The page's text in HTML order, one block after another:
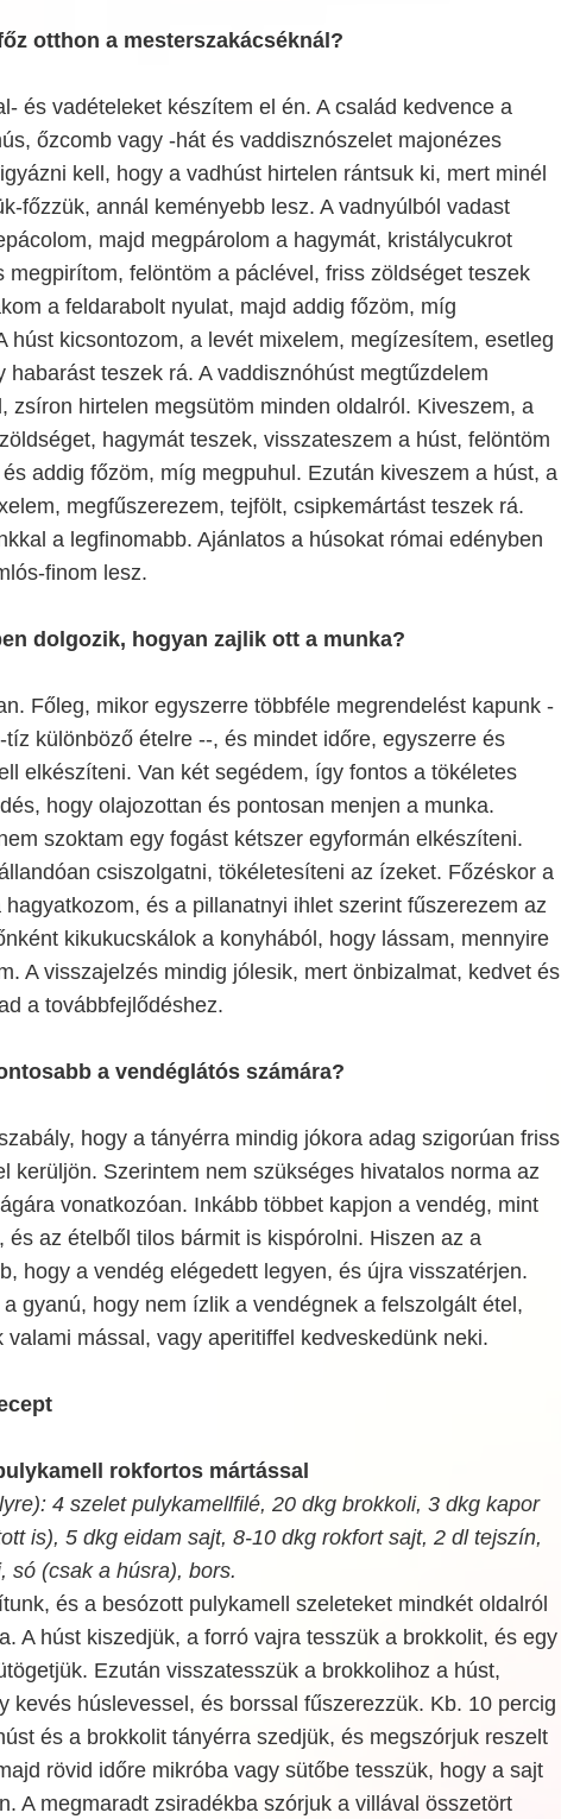
otthon a mesterszakácséknál?
és vadételeket készítem el én. A család kedvence a
őzcomb vagy -hát és vaddisznószelet majonézes
kell, hogy a vadhúst hirtelen rántsuk ki, mert minél
főzzük, annál keményebb lesz. A vadnyúlból vadast
majd megpárolom a hagymát, kristálycukrot
megpirítom, felöntöm a páclével, friss zöldséget teszek
a feldarabolt nyulat, majd addig főzöm, míg
húst kicsontozom, a levét mixelem, megízesítem, esetleg
habarást teszek rá. A vaddisznóhúst megtűzdelem
zsíron hirtelen megsütöm minden oldalról. Kiveszem, a
hagymát teszek, visszateszem a húst, felöntöm
addig főzöm, míg megpuhul. Ezután kiveszem a húst, a
megfűszerezem, tejfölt, csipkemártást teszek rá.
a legfinomabb. Ajánlatos a húsokat római edényben
finom lesz.
dolgozik, hogyan zajlik ott a munka?
Főleg, mikor egyszerre többféle megrendelést kapunk -
tíz különböző ételre --, és mindet időre, egyszerre és
elkészíteni. Van két segédem, így fontos a tökéletes
hogy olajozottan és pontosan menjen a munka.
szoktam egy fogást kétszer egyformán elkészíteni.
csiszolgatni, tökéletesíteni az ízeket. Főzéskor a
hagyatkozom, és a pillanatnyi ihlet szerint fűszerezem az
kikukucskálok a konyhából, hogy lássam, mennyire
A visszajelzés mindig jólesik, mert önbizalmat, kedvet és
a továbbfejlődéshez.
a vendéglátós számára?
hogy a tányérra mindig jókora adag szigorúan friss
kerüljön. Szerintem nem szükséges hivatalos norma az
vonatkozóan. Inkább többet kapjon a vendég, mint
és az ételből tilos bármit is kispórolni. Hiszen az a
hogy a vendég elégedett legyen, és újra visszatérjen.
gyanú, hogy nem ízlik a vendégnek a felszolgált étel,
valami mással, vagy aperitiffel kedveskedünk neki.
rokfortos mártással
4 szelet pulykamellfilé, 20 dkg brokkoli, 3 dkg kapor
is), 5 dkg eidam sajt, 8-10 dkg rokfort sajt, 2 dl tejszín,
só (csak a húsra), bors.
és a besózott pulykamell szeleteket mindkét oldalról
A húst kiszedjük, a forró vajra tesszük a brokkolit, és egy
Ezután visszatesszük a brokkolihoz a húst,
kevés húslevessel, és borssal fűszerezzük. Kb. 10 percig
és a brokkolit tányérra szedjük, és megszórjuk reszelt
rövid időre mikróba vagy sütőbe tesszük, hogy a sajt
A megmaradt zsiradékba szórjuk a villával összetört